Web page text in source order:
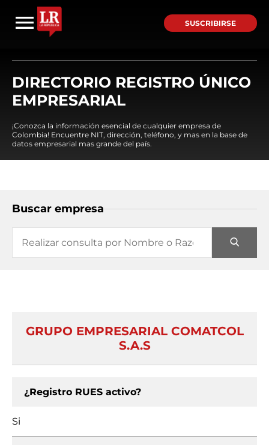
SUSCRIBIRSE
DIRECTORIO REGISTRO ÚNICO
EMPRESARIAL
¡Conozca la información esencial de cualquier empresa de
Colombia! Encuentre NIT, dirección, teléfono, y mas en la base de
datos empresarial mas grande del país.
Buscar empresa
GRUPO EMPRESARIAL COMATCOL
S.A.S
¿Registro RUES activo?
Si